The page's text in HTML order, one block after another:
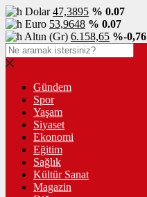
Dolar47,3895 % 0.07
Euro 53,9648 % 0.07
Altın (Gr) 6.158,65 %-0,76
Gündem
Spor
Yaşam
Siyaset
Ekonomi
Eğitim
Sağlık
Kültür Sanat
Magazin